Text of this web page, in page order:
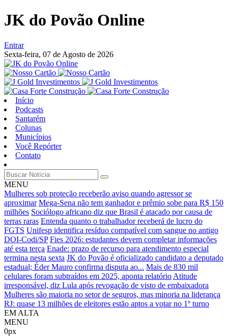
JK do Povão Online
Entrar
Sexta-feira, 07 de Agosto de 2026
Início
Podcasts
Santarém
Colunas
Municípios
Você Repórter
Contato
MENU
Mulheres sob proteção receberão aviso quando agressor se
aproximar Mega-Sena não tem ganhador e prêmio sobe para R$ 150
milhões Sociólogo africano diz que Brasil é atacado por causa de
terras raras Entenda quanto o trabalhador receberá de lucro do
FGTS Unifesp identifica resíduo compatível com sangue no antigo
DOI-Codi/SP Fies 2026: estudantes devem completar informações
até esta terça Enade: prazo de recurso para atendimento especial
termina nesta sexta JK do Povão é oficializado candidato a deputado
estadual; Éder Mauro confirma disputa ao... Mais de 830 mil
celulares foram subtraídos em 2025, aponta relatório Atitude
irresponsável, diz Lula após revogação de visto de embaixadora
Mulheres são maioria no setor de seguros, mas minoria na liderança
RJ: quase 13 milhões de eleitores estão aptos a votar no 1º turno
EM ALTA
MENU
0px